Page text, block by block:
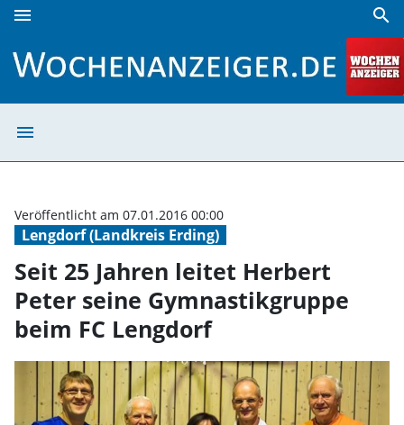
menu search
menu
Lengdorf (Landkreis Erding)
Veröffentlicht am 07.01.2016 00:00
Seit 25 Jahren leitet Herbert
Peter seine Gymnastikgruppe
beim FC Lengdorf